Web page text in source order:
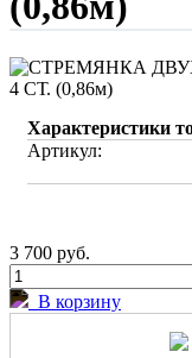
Характеристики
Артикул:
3 700 руб.
В корзину